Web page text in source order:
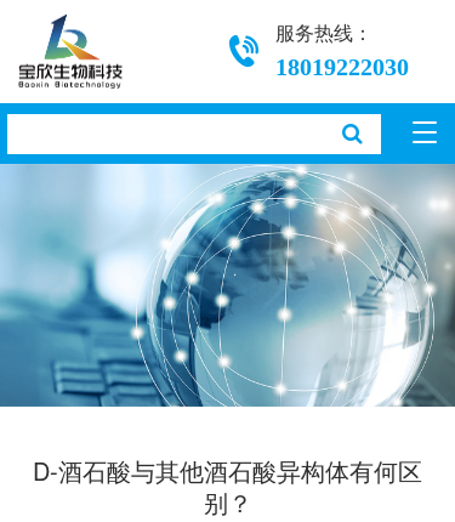
服务热线：
18019222030
T
g
g
l
e
n
a
v
i
a
D-酒石酸与其他酒石酸异构体有何区
别？